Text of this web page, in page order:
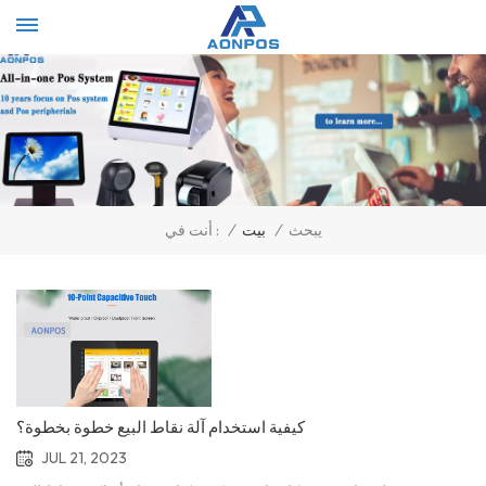
أنت في : / بيت / يبحث
كيفية استخدام آلة نقاط البيع خطوة بخطوة؟
JUL 21, 2023